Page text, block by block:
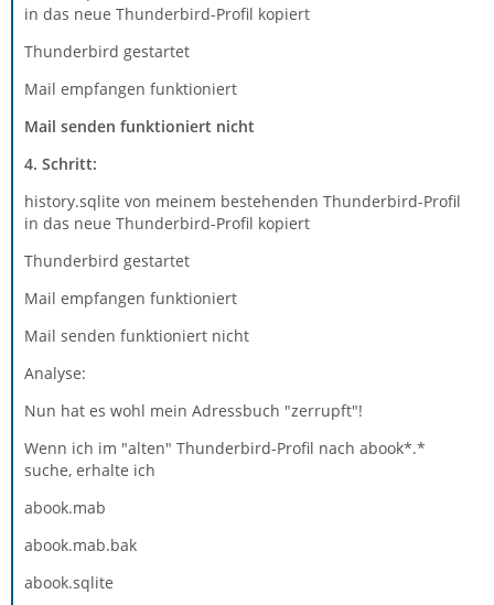
in das neue Thunderbird-Profil kopiert
Thunderbird gestartet
Mail empfangen funktioniert
Mail senden funktioniert nicht
4. Schritt:
history.sqlite von meinem bestehenden Thunderbird-Profil
in das neue Thunderbird-Profil kopiert
Thunderbird gestartet
Mail empfangen funktioniert
Mail senden funktioniert nicht
Analyse:
Nun hat es wohl mein Adressbuch "zerrupft"!
Wenn ich im "alten" Thunderbird-Profil nach abook*.*
suche, erhalte ich
abook.mab
abook.mab.bak
abook.sqlite